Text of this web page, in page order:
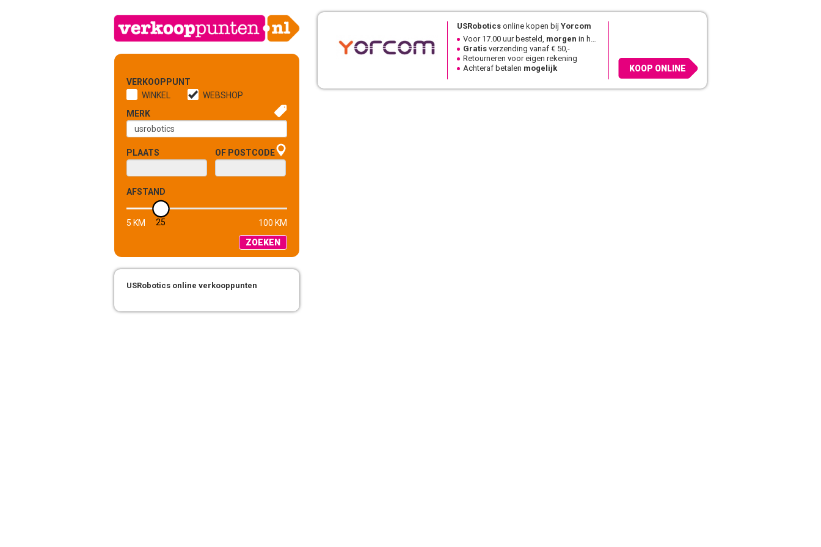
VERKOOPPUNT
WINKEL
WEBSHOP
MERK
PLAATS OF POSTCODE
AFSTAND
5 KM 25
100 KM
ZOEKEN
USRobotics online verkooppunten
USRobotics online kopen bij Yorcom
Voor 17.00 uur besteld, morgen in huis
Gratis verzending vanaf € 50,-
Retourneren voor eigen rekening
Achteraf betalen mogelijk KOOP ONLINE